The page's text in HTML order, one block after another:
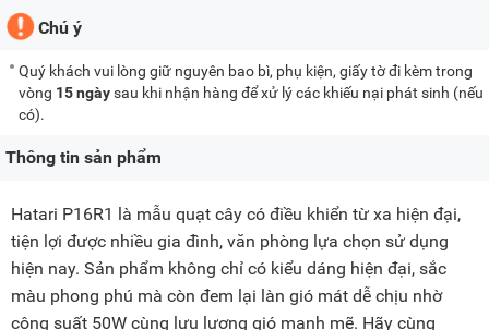
Chú ý
Quý khách vui lòng giữ nguyên bao bì, phụ kiện, giấy tờ đi kèm trong
vòng 15 ngàysau khi nhận hàng để xử lý các khiếu nại phát sinh (nếu
có).
Thông tin sản phẩm
Hatari P16R1 là mẫu quạt cây có điều khiển từ xa hiện đại,
tiện lợi được nhiều gia đình, văn phòng lựa chọn sử dụng
hiện nay. Sản phẩm không chỉ có kiểu dáng hiện đại, sắc
màu phong phú mà còn đem lại làn gió mát dễ chịu nhờ
công suất 50W cùng lưu lượng gió mạnh mẽ. Hãy cùng